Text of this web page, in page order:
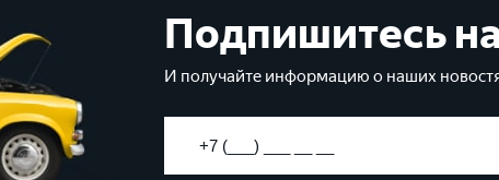
Подпишитесь
И получайте информацию о наших